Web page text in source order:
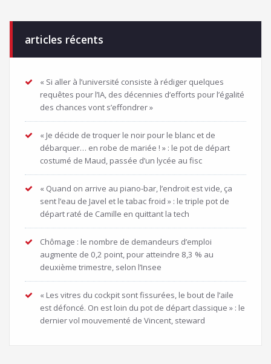
articles récents
« Si aller à l’université consiste à rédiger quelques
requêtes pour l’IA, des décennies d’efforts pour l’égalité
des chances vont s’effondrer »
« Je décide de troquer le noir pour le blanc et de
débarquer… en robe de mariée ! » : le pot de départ
costumé de Maud, passée d’un lycée au fisc
« Quand on arrive au piano-bar, l’endroit est vide, ça
sent l’eau de Javel et le tabac froid » : le triple pot de
départ raté de Camille en quittant la tech
Chômage : le nombre de demandeurs d’emploi
augmente de 0,2 point, pour atteindre 8,3 % au
deuxième trimestre, selon l’Insee
« Les vitres du cockpit sont fissurées, le bout de l’aile
est défoncé. On est loin du pot de départ classique » : le
dernier vol mouvementé de Vincent, steward